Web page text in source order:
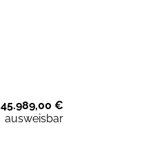
45.989,00 €
ausweisbar